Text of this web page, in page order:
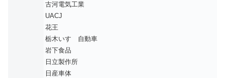
古河電気工業
UACJ
花王
栃木いすゞ自動車
岩下食品
日立製作所
日産車体